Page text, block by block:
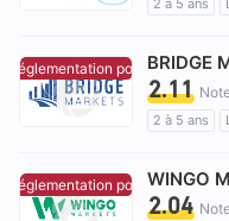
2 à 5 ans
réglementation pour l'instant.
BRIDGE
2.11
2 à 5 ans
réglementation pour l'instant.
WINGO
2.04